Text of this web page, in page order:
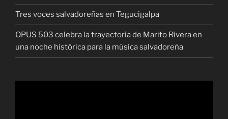
Tres voces salvadoreñas en Tegucigalpa
OPUS 503 celebra la trayectoria de Marito Rivera en
una noche histórica para la música salvadoreña